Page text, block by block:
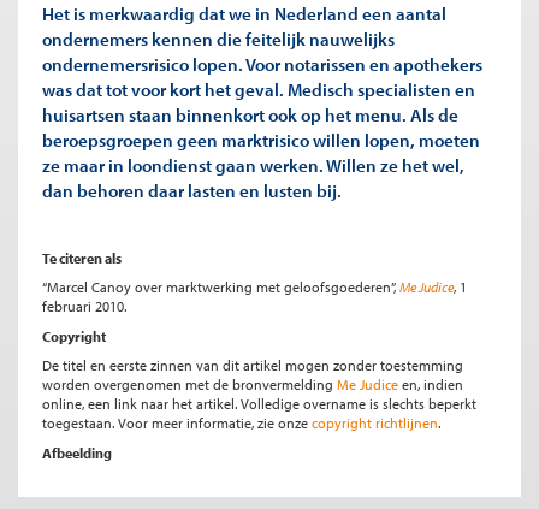
Het is merkwaardig dat we in Nederland een aantal
ondernemers kennen die feitelijk nauwelijks
ondernemersrisico lopen. Voor notarissen en apothekers
was dat tot voor kort het geval. Medisch specialisten en
huisartsen staan binnenkort ook op het menu. Als de
beroepsgroepen geen marktrisico willen lopen, moeten
ze maar in loondienst gaan werken. Willen ze het wel,
dan behoren daar lasten en lusten bij.
Te citeren als
“Marcel Canoy over marktwerking met geloofsgoederen”, Me Judice, 1
februari 2010.
Copyright
De titel en eerste zinnen van dit artikel mogen zonder toestemming
worden overgenomen met de bronvermelding Me Judice en, indien
online, een link naar het artikel. Volledige overname is slechts beperkt
toegestaan. Voor meer informatie, zie onze copyright richtlijnen.
Afbeelding